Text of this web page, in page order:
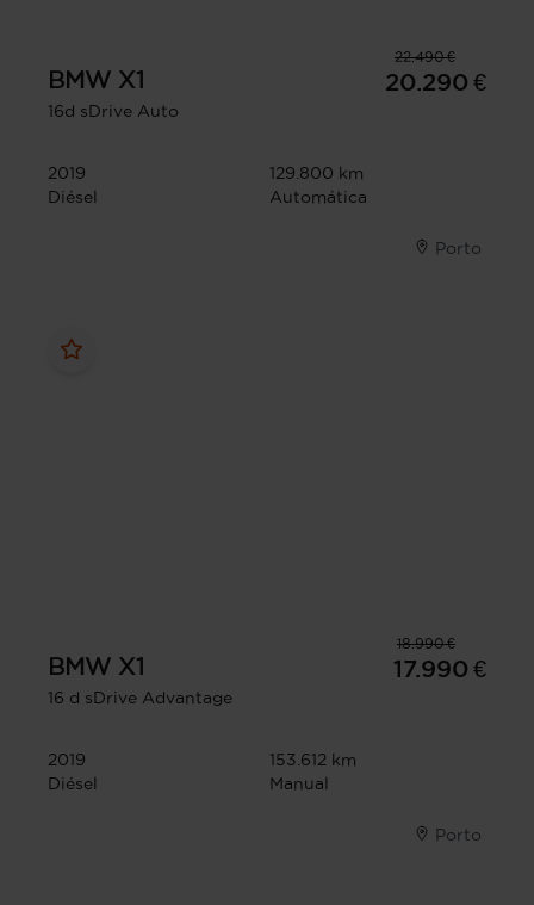
22.490 €
BMW X1
16d sDrive Auto
20.290 €
2019
129.800 km
Diésel
Automática
Porto
18.990 €
BMW X1
16 d sDrive Advantage
17.990 €
2019
153.612 km
Diésel
Manual
Porto